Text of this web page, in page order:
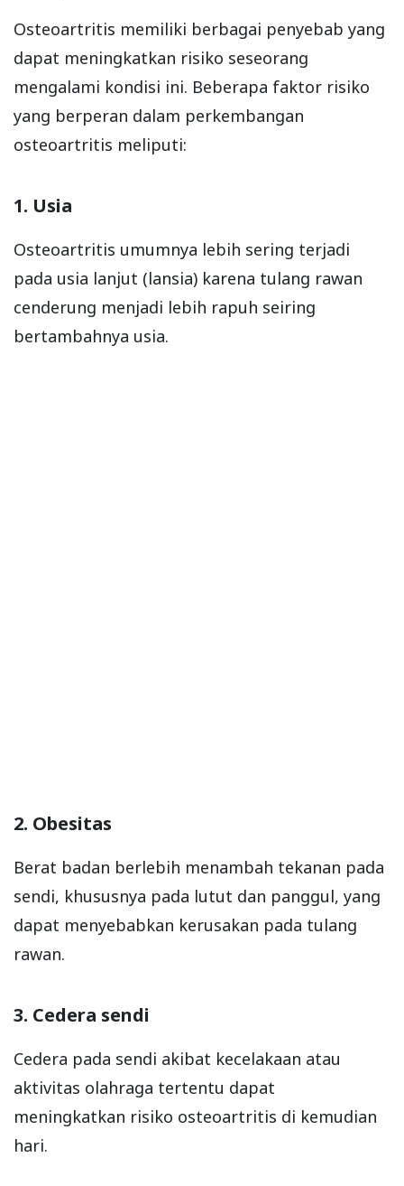
Osteoartritis memiliki berbagai penyebab yang
dapat meningkatkan risiko seseorang
mengalami kondisi ini. Beberapa faktor risiko
yang berperan dalam perkembangan
osteoartritis meliputi:
1. Usia
Osteoartritis umumnya lebih sering terjadi
pada usia lanjut (lansia) karena tulang rawan
cenderung menjadi lebih rapuh seiring
bertambahnya usia.
2. Obesitas
Berat badan berlebih menambah tekanan pada
sendi, khususnya pada lutut dan panggul, yang
dapat menyebabkan kerusakan pada tulang
rawan.
3. Cedera sendi
Cedera pada sendi akibat kecelakaan atau
aktivitas olahraga tertentu dapat
meningkatkan risiko osteoartritis di kemudian
hari.